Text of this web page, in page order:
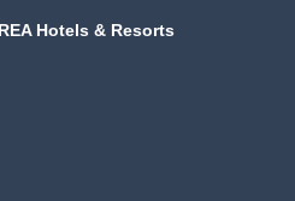
Hotels & Resorts